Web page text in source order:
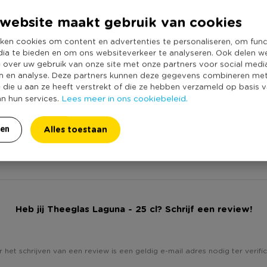
maakt gebruik van cookies
cookies om content en advertenties te personaliseren, om
te bieden en om ons websiteverkeer te analyseren. Ook delen
uw gebruik van onze site met onze partners voor social
en analyse. Deze partners kunnen deze gegevens combineren
u aan ze heeft verstrekt of die ze hebben verzameld op basis
hun services. Lees meer in ons cookiebeleid.
Alles toestaan
Kleur
Inhoud in liter
Productlengte
Merk
Met print
Heb jij Theeglas Laguna - 25 cl? Schrijf een review!
het schrijven van een review is een geldig e-mail adres nodig ter